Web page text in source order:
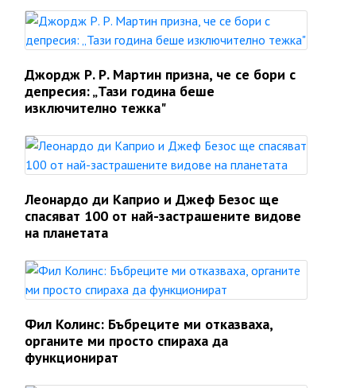
Джордж Р. Р. Мартин призна, че се бори с
депресия: „Тази година беше
изключително тежка"
Леонардо ди Каприо и Джеф Безос ще
спасяват 100 от най-застрашените видове
на планетата
Фил Колинс: Бъбреците ми отказваха,
органите ми просто спираха да
функционират